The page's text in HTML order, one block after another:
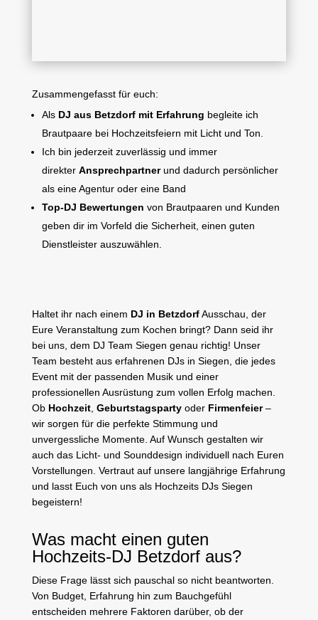
Zusammengefasst für euch:
AlsDJ aus Betzdorf mit Erfahrung begleite ich
Brautpaare bei Hochzeitsfeiern mit Licht und Ton.
Ich bin jederzeit zuverlässig und immer
direkter Ansprechpartnerund dadurch persönlicher
als eine Agentur oder eine Band
Top-DJ Bewertungen von Brautpaaren und Kunden
geben dir im Vorfeld die Sicherheit, einen guten
Dienstleisterauszuwählen.
Haltet ihr nach einem DJ in BetzdorfAusschau, der
Eure Veranstaltung zum Kochen bringt? Dann seid ihr
bei uns, dem DJ Team Siegen genau richtig! Unser
Team besteht aus erfahrenen DJs in Siegen, die jedes
Event mit der passenden Musik und einer
professionellen Ausrüstung zum vollen Erfolg machen.
Ob Hochzeit, Geburtstagspartyoder Firmenfeier–
wir sorgen für die perfekte Stimmung und
unvergessliche Momente. Auf Wunsch gestalten wir
auch das Licht- und Sounddesign individuell nach Euren
Vorstellungen. Vertraut auf unsere langjährige Erfahrung
und lasst Euch von uns als Hochzeits DJs Siegen
begeistern!
Was macht einen guten
Hochzeits-DJ Betzdorf aus?
Diese Frage lässt sich pauschal so nicht beantworten.
Von Budget, Erfahrung hin zum Bauchgefühl
entscheiden mehrere Faktoren darüber, ob der